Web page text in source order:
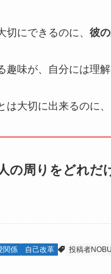
にできるのに、 彼
趣味が、自分には理
は大切に出来るのに
の周りをどれだ
関係 自己改革 投稿者